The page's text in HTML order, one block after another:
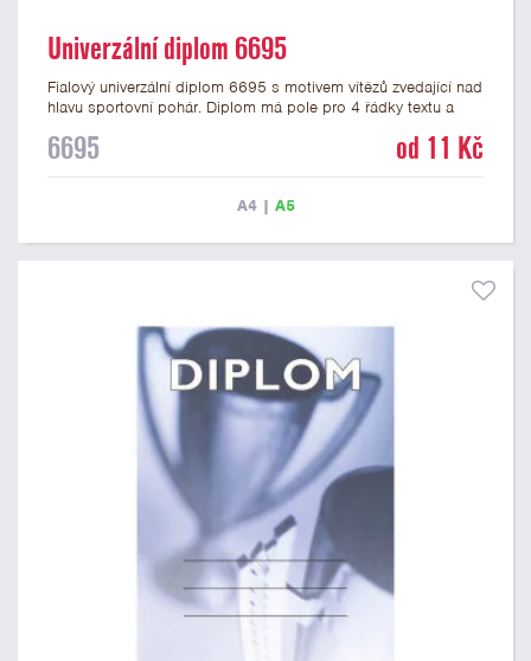
Univerzální diplom 6695
Fialový univerzální diplom 6695 s motivem vítězů zvedající nad
hlavu sportovní pohár. Diplom má pole pro 4 řádky textu a
formátu A4 a A5. Tento univerzální diplom je vhodný pro
motivem vítězů s pohárem má gramáž 250 g/m2.
6695 od 11 Kč
A4| A5